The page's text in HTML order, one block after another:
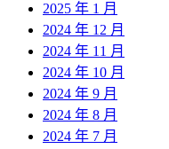
2025 年 1 月
2024 年 12 月
2024 年 11 月
2024 年 10 月
2024 年 9 月
2024 年 8 月
2024 年 7 月